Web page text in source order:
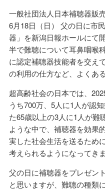
⼀般社団法⼈⽇本補聴器販
6⽉18⽇（⽇） 父の日に市
器」を新潟⽇報ホールにて
半で難聴について耳鼻咽喉
に認定補聴器技能者を交え
の利用の仕方など、よくあ
超高齢社会の日本では、
うち700万、5⼈に1⼈が認
た65歳以上の3⼈に1⼈が難
ような中で、補聴器を効果
実した社会生活を送るため
考えられるようになってきま
父の日に補聴器をプレゼン
と思いますが、難聴の種類